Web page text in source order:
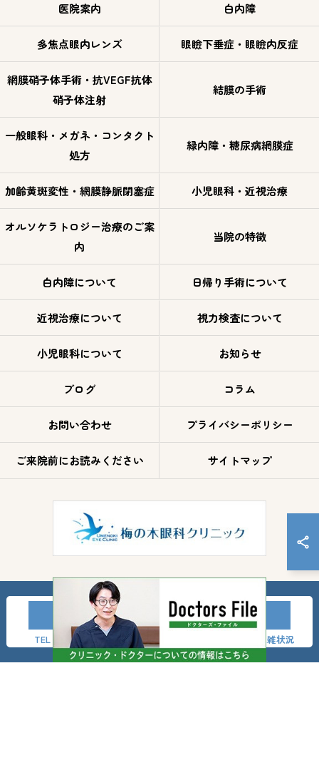
TEL LINE友達登録 混雑状況
医院案内 白内障
多焦点眼内レンズ 眼瞼下垂症・眼瞼内反症
網膜硝子体手術・抗VEGF抗体
硝子体注射
結膜の手術
一般眼科・メガネ・コンタクト
処方
緑内障・糖尿病網膜症
加齢黄斑変性・網膜静脈閉塞症 小児眼科・近視治療
オルソケラトロジー治療のご案
内
当院の特徴
白内障について 日帰り手術について
近視治療について 視力検査について
小児眼科について お知らせ
ブログ コラム
お問い合わせ プライバシーポリシー
ご来院前にお読みください サイトマップ